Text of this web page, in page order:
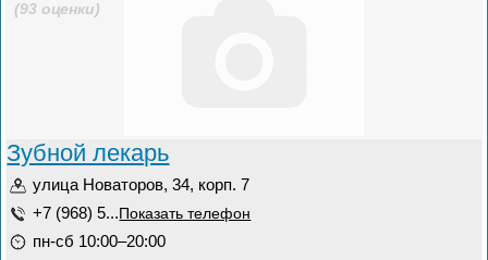
(93 оценки)
Зубной лекарь
улица Новаторов, 34, корп. 7
+7 (968) 5... Показать телефон
пн-сб 10:00–20:00